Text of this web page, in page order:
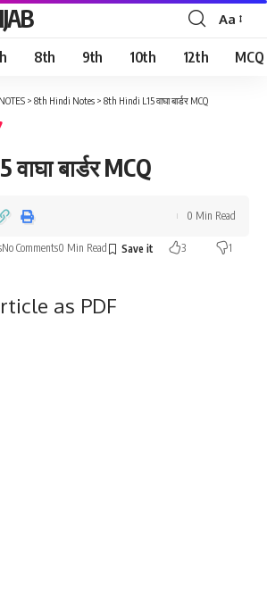
Font
Resizer
Aa
8th 9th 10th 12th MCQ
> 8th Hindi Notes > 8th Hindi L15 वाघा बार्डर MCQ
बार्डर MCQ
No Comments0 Min Read 3 1
0 Min Read
as PDF